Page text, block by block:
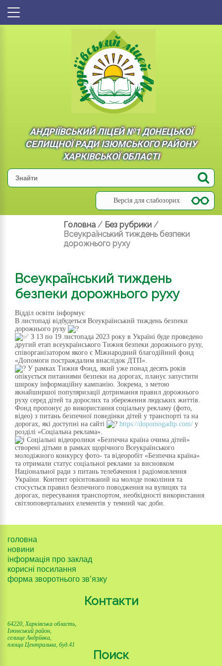
АНДРІЇВСЬКИЙ ЛІЦЕЙ №1 ДОНЕЦЬКОЇ
СЕЛИЩНОЇ РАДИ ІЗЮМСЬКОГО РАЙОНУ
ХАРКІВСЬКОЇ ОБЛАСТІ
Версія для слабозорих
Головна / Без рубрики /
Всеукраїнський тиждень безпеки
дорожнього руху
Всеукраїнський тиждень
безпеки дорожнього руху
Відділ освіти інформує
В листопаді відбудеться Всеукраїнський тиждень безпеки
дорожнього руху
З 13 по 19 листопада 2023 року в Україні буде проведено
другий етап всеукраїнського Тижня безпеки дорожнього руху,
співорганізатором якого є Міжнародний благодійний фонд
«Допомоги постраждалим внаслідок ДТП».
У рамках Тижня Фонд, який уже понад десять років
опікується питаннями безпеки на дорогах, планує запустити
широку інформаційну кампанію. Зокрема, з метою
якнайширшої популяризації дотримання правил дорожнього
руху серед дітей та дорослих та збереження людських життів.
Фонд пропонує до використання соціальну рекламу (фото,
відео) з питань безпечної поведінки дітей у транспорті та на
дорогах, які доступні на сайті
https://dopomogadtp.com/ у
розділі «Соціальна реклама».
Соціальні відеоролики «Безпечна країна очима дітей»
створені дітьми в рамках щорічного Всеукраїнського
молодіжного конкурсу фото- та відеоробіт «Безпечна країна»
та отримали статус соціальної реклами за висновком
Національної ради з питань телебачення і радіомовлення
України. Контент орієнтований на молоде покоління та
стосується правил безпечного поводження на вулицях та
дорогах, пересування транспортом, необхідності використання
світлоповертальних елементів у темний час доби.
головна
новини
інформація про заклад
корисні посилання
форма зворотнього зв’язку
Контакти
64220, Харківська область,
Ізюмський район,
селище Андріївка,
площа Центральна, буд.41
Поиск